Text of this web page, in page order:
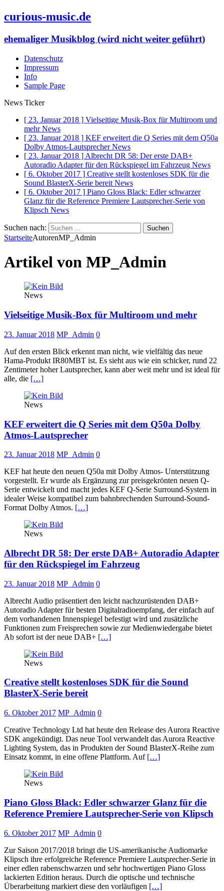
curious-music.de
ehemaliger Musikblog (wird nicht weiter geführt)
Datenschutz
Impressum
Info
Sample Page
News Ticker
[ 23. Januar 2018 ] Vielseitige Musik-Box für Multiroom und
mehrNews
[ 23. Januar 2018 ] KEF erweitert die Q Series mit dem Q50a
Dolby Atmos-LautsprecherNews
[ 23. Januar 2018 ] Albrecht DR 58: Der erste DAB+
Autoradio Adapter für den Rückspiegel im Fahrzeug News
[ 6. Oktober 2017 ] Creative stellt kostenloses SDK für die
Sound BlasterX-Serie bereit News
[ 6. Oktober 2017 ] Piano Gloss Black: Edler schwarzer
Glanz für die Reference Premiere Lautsprecher-Serie von
Klipsch News
Suchen nach:
StartseiteAutorenMP_Admin
Artikel von MP_Admin
News
Vielseitige Musik-Box für Multiroom und mehr
23. Januar 2018 MP_Admin 0
Auf den ersten Blick erkennt man nicht, wie vielfältig das neue
Hama-Produkt IR80MBT ist. Es sieht aus wie ein schicker, rund 22
Zentimeter hoher Lautsprecher, kann aber weit mehr und ist ideal für
alle, die […]
News
KEF erweitert die Q Series mit dem Q50a Dolby
Atmos-Lautsprecher
23. Januar 2018 MP_Admin 0
KEF hat heute den neuen Q50a mit Dolby Atmos- Unterstützung
vorgestellt. Er wurde als Ergänzung zur preisgekrönten neuen Q-
Serie entwickelt und macht jedes KEF Q-Serie Surround-System in
idealer Weise kompatibel zum bahnbrechenden Surround-Sound-
Format Dolby Atmos. […]
News
Albrecht DR 58: Der erste DAB+ Autoradio Adapter
für den Rückspiegel im Fahrzeug
23. Januar 2018 MP_Admin 0
Albrecht Audio präsentiert den leicht nachzurüstenden DAB+
Autoradio Adapter für besten Digitalradioempfang, der einfach auf
dem vorhandenen Innenspiegel befestigt wird und zusätzliche
Funktionen zum Freisprechen sowie zur Medienwiedergabe bietet
Ab sofort ist der neue DAB+ […]
News
Creative stellt kostenloses SDK für die Sound
BlasterX-Serie bereit
6. Oktober 2017 MP_Admin 0
Creative Technology Ltd hat heute den Release des Aurora Reactive
SDK angekündigt. Das neue Tool verwandelt das Aurora Reactive
Lighting System, das in Produkten der Sound BlasterX-Reihe zum
Einsatz kommt, in eine offene Plattform. Auf […]
News
Piano Gloss Black: Edler schwarzer Glanz für die
Reference Premiere Lautsprecher-Serie von Klipsch
6. Oktober 2017 MP_Admin 0
Zur Saison 2017/2018 bringt die US-amerikanische Audiomarke
Klipsch ihre erfolgreiche Reference Premiere Lautsprecher-Serie in
einer edlen rabenschwarzen und sehr hochwertigen Piano Gloss
lackierten Edition heraus. Durch die optische und technische
Überarbeitung markiert diese den vorläufigen […]